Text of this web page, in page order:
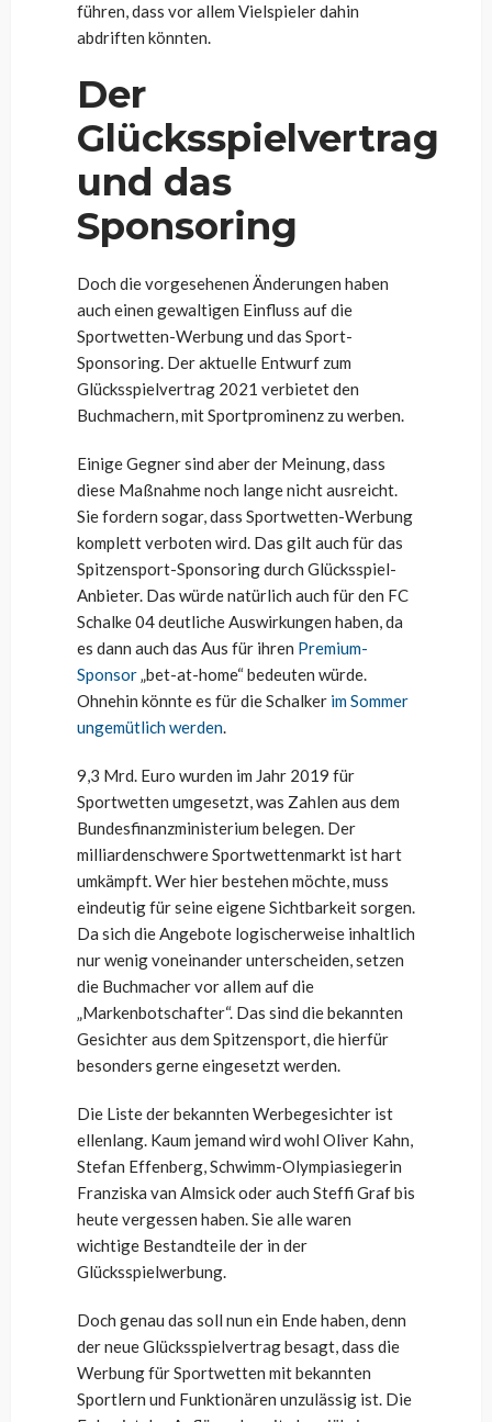
führen, dass vor allem Vielspieler dahin
abdriften könnten.
Der
Glücksspielvertrag
und das
Sponsoring
Doch die vorgesehenen Änderungen haben
auch einen gewaltigen Einfluss auf die
Sportwetten-Werbung und das Sport-
Sponsoring. Der aktuelle Entwurf zum
Glücksspielvertrag 2021 verbietet den
Buchmachern, mit Sportprominenz zu werben.
Einige Gegner sind aber der Meinung, dass
diese Maßnahme noch lange nicht ausreicht.
Sie fordern sogar, dass Sportwetten-Werbung
komplett verboten wird. Das gilt auch für das
Spitzensport-Sponsoring durch Glücksspiel-
Anbieter. Das würde natürlich auch für den FC
Schalke 04 deutliche Auswirkungen haben, da
es dann auch das Aus für ihren Premium-
Sponsor„bet-at-home“ bedeuten würde.
Ohnehin könnte es für die Schalker im Sommer
ungemütlich werden.
9,3 Mrd. Euro wurden im Jahr 2019 für
Sportwetten umgesetzt, was Zahlen aus dem
Bundesfinanzministerium belegen. Der
milliardenschwere Sportwettenmarkt ist hart
umkämpft. Wer hier bestehen möchte, muss
eindeutig für seine eigene Sichtbarkeit sorgen.
Da sich die Angebote logischerweise inhaltlich
nur wenig voneinander unterscheiden, setzen
die Buchmacher vor allem auf die
„Markenbotschafter“. Das sind die bekannten
Gesichter aus dem Spitzensport, die hierfür
besonders gerne eingesetzt werden.
Die Liste der bekannten Werbegesichter ist
ellenlang. Kaum jemand wird wohl Oliver Kahn,
Stefan Effenberg, Schwimm-Olympiasiegerin
Franziska van Almsick oder auch Steffi Graf bis
heute vergessen haben. Sie alle waren
wichtige Bestandteile der in der
Glücksspielwerbung.
Doch genau das soll nun ein Ende haben, denn
der neue Glücksspielvertrag besagt, dass die
Werbung für Sportwetten mit bekannten
Sportlern und Funktionären unzulässig ist. Die